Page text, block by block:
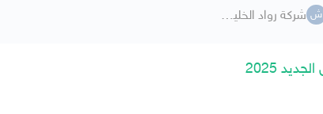
ش شركة رواد الخليج للسيارات